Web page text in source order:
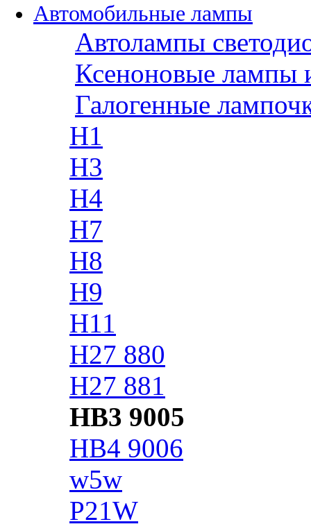
Автомобильные лампы
Автолампы
Ксеноновые лампы
Галогенные
H1
H3
H4
H7
H8
H9
H11
H27 880
H27 881
HB3 9005
HB4 9006
w5w
P21W